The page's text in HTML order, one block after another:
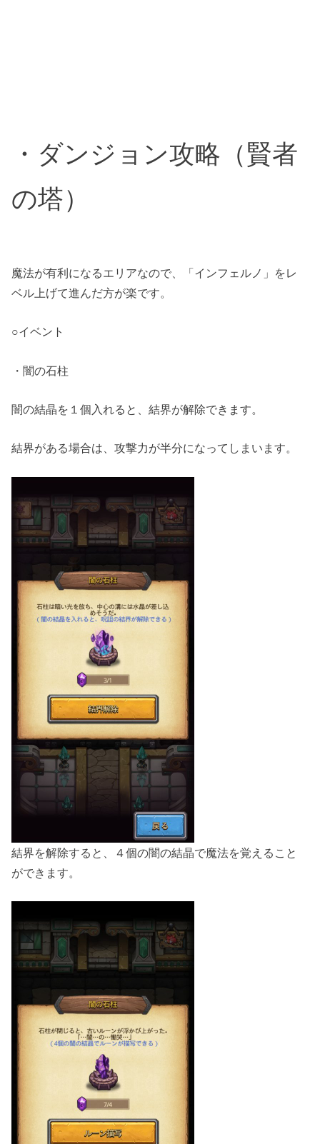
・ダンジョン攻略（賢者
の塔）
魔法が有利になるエリアなので、「インフェルノ」をレ
ベル上げて進んだ方が楽です。
○イベント
・闇の石柱
闇の結晶を１個入れると、結界が解除できます。
結界がある場合は、攻撃力が半分になってしまいます。
結界を解除すると、４個の闇の結晶で魔法を覚えること
ができます。